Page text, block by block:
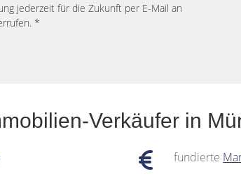
jederzeit für die Zukunft per E-Mail an
*
Verkäufer in
fundierte